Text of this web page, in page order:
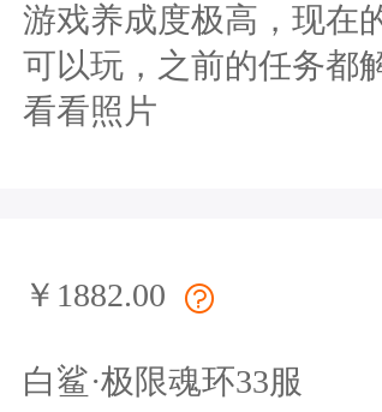
游戏养成度极高，现在
可以玩，之前的任务都
看看照片
￥1882.00
白鲨·极限魂环33服